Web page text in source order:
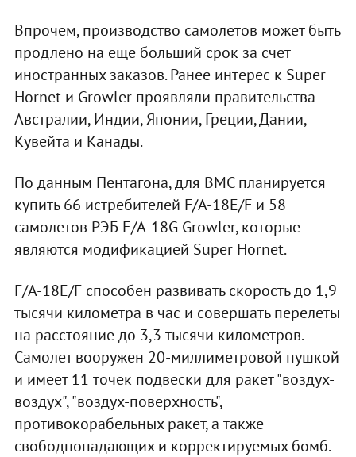
Впрочем, производство самолетов может быть
продлено на еще больший срок за счет
иностранных заказов. Ранее интерес к Super
Hornet и Growler проявляли правительства
Австралии, Индии, Японии, Греции, Дании,
Кувейта и Канады.
По данным Пентагона, для ВМС планируется
купить 66 истребителей F/A-18E/F и 58
самолетов РЭБ E/A-18G Growler, которые
являются модификацией Super Hornet.
F/A-18E/F способен развивать скорость до 1,9
тысячи километра в час и совершать перелеты
на расстояние до 3,3 тысячи километров.
Самолет вооружен 20-миллиметровой пушкой
и имеет 11 точек подвески для ракет "воздух-
воздух", "воздух-поверхность",
противокорабельных ракет, а также
свободнопадающих и корректируемых бомб.